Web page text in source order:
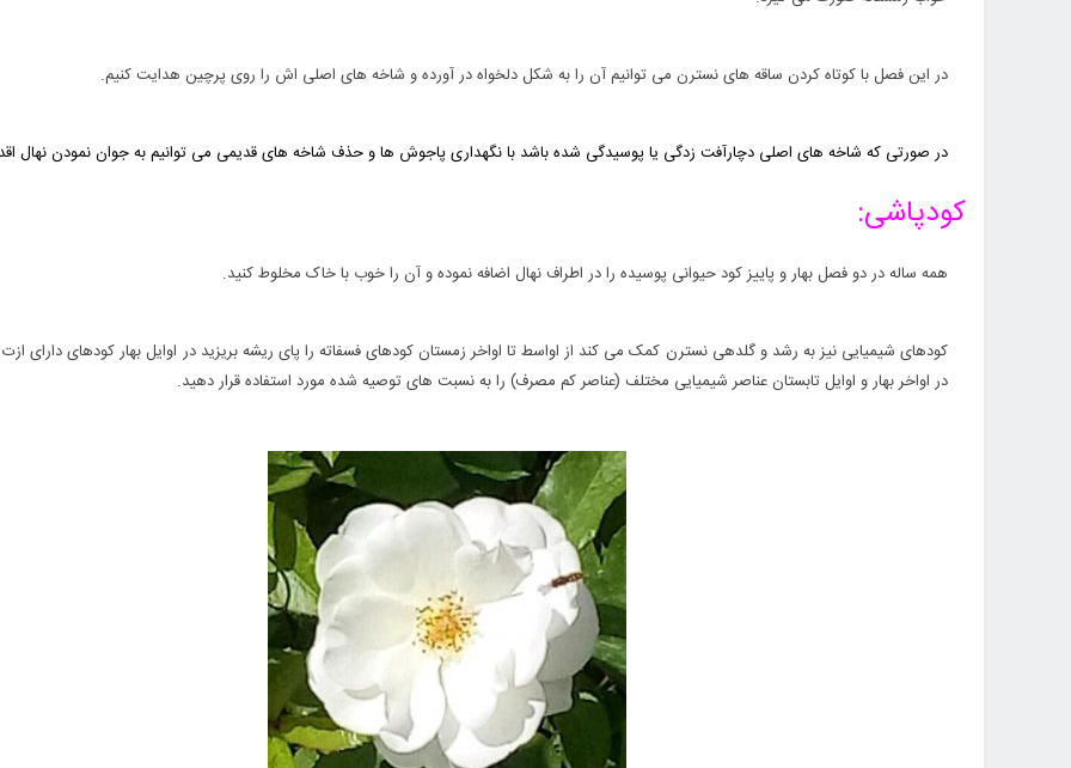
در این فصل با کوتاه کردن ساقه هاى نسترن مى توانیم آن را به شکل دلخواه در آورده و شاخه هاى اصلى اش را روى پرچین هدایت کنیم.
در صورتى که شاخه هاى اصلى دچارآفت زدگى یا پوسیدگى شده باشد با نگهدارى پاجوش ها و حذف شاخه هاى قدیمى مى توانیم به جوان نمودن نهال
کودپاشى:
همه ساله در دو فصل بهار و پاییز کود حیوانى پوسیده را در اطراف نهال اضافه نموده و آن را خوب با خاک مخلوط کنید.
کودهاى شیمیایى نیز به رشد و گلدهى نسترن کمک مى کند از اواسط تا اواخر زمستان کودهاى فسفاته را پاى ریشه بریزید در اوایل بهار کودهاى داراى
در اواخر بهار و اوایل تابستان عناصر شیمیایى مختلف (عناصر کم مصرف) را به نسبت هاى توصیه شده مورد استفاده قرار دهید.